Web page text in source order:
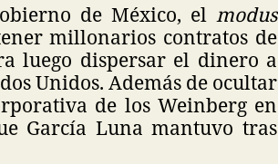
de México, el modus
millonarios contratos de
luego dispersar el dinero a
Unidos. Además de ocultar
de los Weinberg en
García Luna mantuvo tras